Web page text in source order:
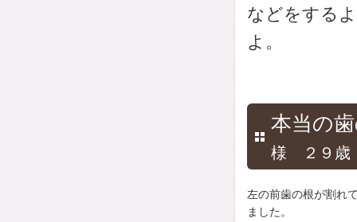
などをする
よ。
本当の
様 ２９
左の前歯の根が割れ
ました。